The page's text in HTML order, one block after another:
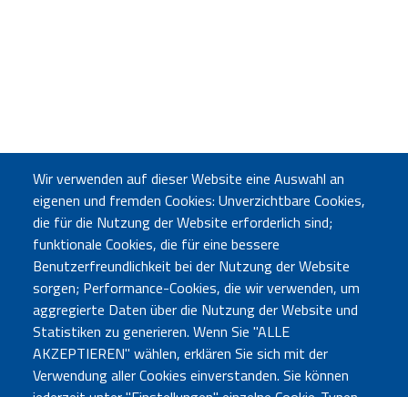
Wir verwenden auf dieser Website eine Auswahl an
eigenen und fremden Cookies: Unverzichtbare Cookies,
die für die Nutzung der Website erforderlich sind;
funktionale Cookies, die für eine bessere
Benutzerfreundlichkeit bei der Nutzung der Website
sorgen; Performance-Cookies, die wir verwenden, um
aggregierte Daten über die Nutzung der Website und
Statistiken zu generieren. Wenn Sie "ALLE
AKZEPTIEREN" wählen, erklären Sie sich mit der
Verwendung aller Cookies einverstanden. Sie können